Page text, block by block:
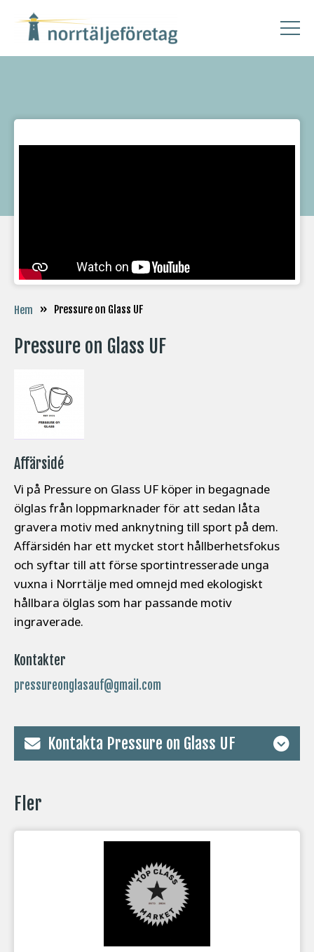
Hem » Pressure on Glass UF
Pressure on Glass UF
Affärsidé
Vi på Pressure on Glass UF köper in begagnade
ölglas från loppmarknader för att sedan låta
gravera motiv med anknytning till sport på dem.
Affärsidén har ett mycket stort hållberhetsfokus
och syftar till att förse sportintresserade unga
vuxna i Norrtälje med omnejd med ekologiskt
hållbara ölglas som har passande motiv
ingraverade.
Kontakter
pressureonglasauf@gmail.com
Kontakta Pressure on Glass UF
Fler